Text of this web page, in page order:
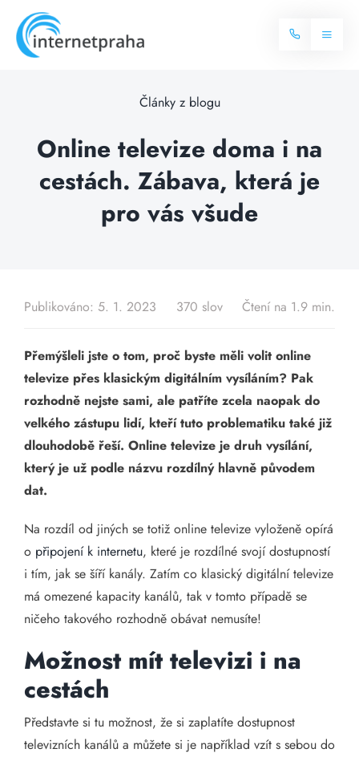
content
Toggle
Internet
Balíčky internetu
Více o internetu
Televize
Články z blogu
Online televize doma i na
cestách. Zábava, která je
pro vás všude
Publikováno: 5. 1. 2023 370 slov Čtení na 1.9 min.
Přemýšleli jste o tom, proč byste měli volit online
televize přes klasickým digitálním vysíláním? Pak
rozhodně nejste sami, ale patříte zcela naopak do
velkého zástupu lidí, kteří tuto problematiku také již
dlouhodobě řeší. Online televize je druh vysílání,
který je už podle názvu rozdílný hlavně původem
dat.
Na rozdíl od jiných se totiž online televize vyloženě opírá
o připojení k internetu, které je rozdílné svojí dostupností
i tím, jak se šíří kanály. Zatím co klasický digitální televize
má omezené kapacity kanálů, tak v tomto případě se
ničeho takového rozhodně obávat nemusíte!
Možnost mít televizi i na
cestách
Představte si tu možnost, že si zaplatíte dostupnost
televizních kanálů a můžete si je například vzít s sebou do